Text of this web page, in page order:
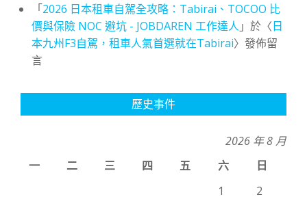
「2026 日本租車自駕全攻略：Tabirai、TOCOO 比
價與保險 NOC 避坑 - JOBDAREN 工作達人 」於〈日
本九州F3自駕，租車人氣首選就在Tabirai〉發佈留
言
歷史事件
2026 年 8 月
一
二 三 四 五 六
日
1
2